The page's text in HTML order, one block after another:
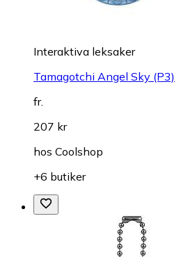
Interaktiva leksaker
Tamagotchi Angel Sky (P3)
fr.
207 kr
hos Coolshop
+6 butiker